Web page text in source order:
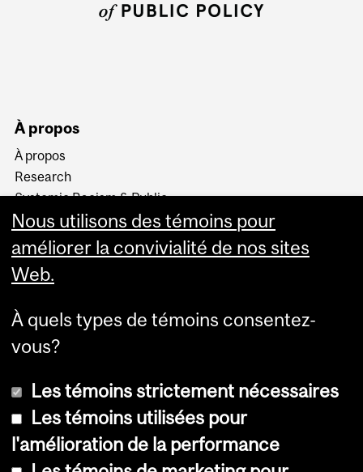
À propos
À propos
Research
Systemic Racism & Public
Policy
Land Acknowledgment
© Université McGill, 2026
Nous utilisons des témoins pour
améliorer la convivialité de nos sites
Web.
À quels types de témoins consentez-
vous?
Les témoins strictement nécessaires
Les témoins utilisées pour
l'amélioration de la performance